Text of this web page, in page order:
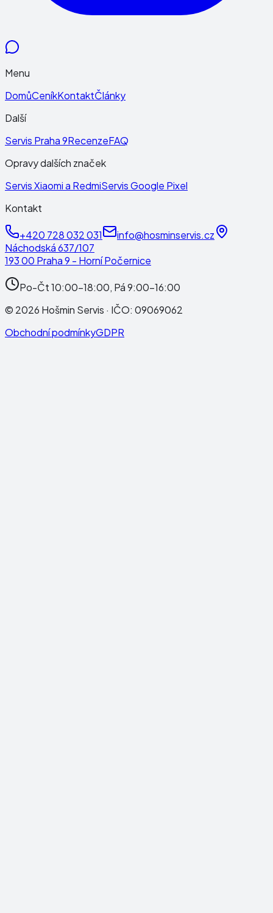
Menu
DomůCeníkKontaktČlánky
Další
Servis Praha 9RecenzeFAQ
Opravy dalších značek
Servis Xiaomi a RedmiServis Google Pixel
Kontakt
+420 728 032 031
info@hosminservis.cz
Náchodská 637/107
193 00 Praha 9 - Horní Počernice
Po-Čt 10:00-18:00, Pá 9:00-16:00
© 2026 Hošmin Servis · IČO: 09069062
Obchodní podmínkyGDPR